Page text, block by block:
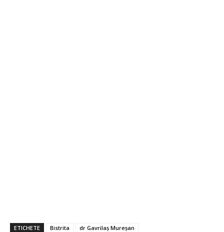
ETICHETE Bistrita
dr Gavrilaș Mureșan